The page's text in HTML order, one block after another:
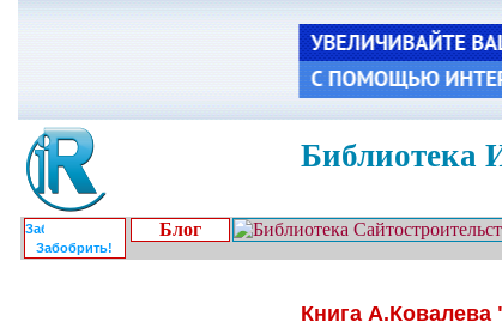
Библиотека
Забобрить!
Блог
Книга А.Ковалева